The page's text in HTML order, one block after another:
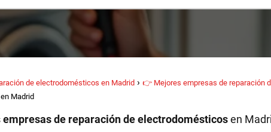
de electrodomésticos en Madrid 👉 Mejores empresas de reparación
Madrid
empresas de reparación de electrodomésticosen